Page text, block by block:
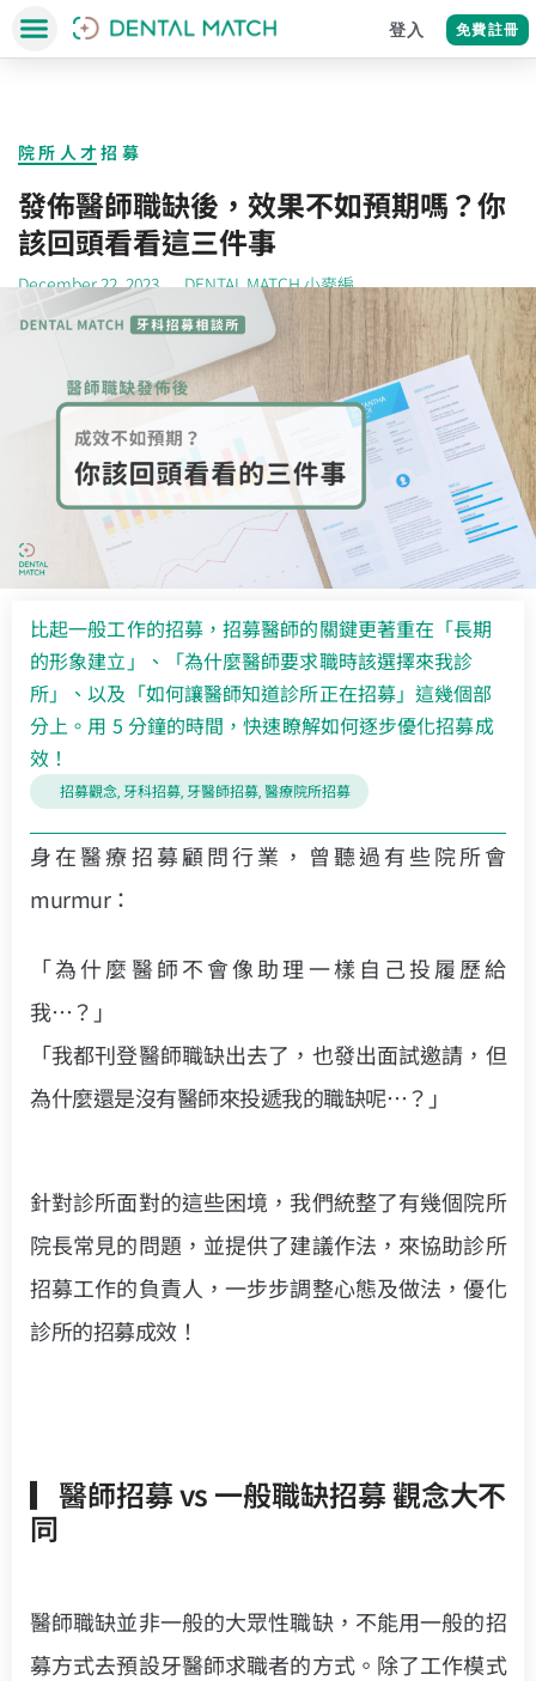
登入 免費註冊
院所人才招募
發佈醫師職缺後，效果不如預期嗎？你
該回頭看看這三件事
December 22, 2023 DENTAL MATCH 小麥編
比起一般工作的招募，招募醫師的關鍵更著重在「長期
的形象建立」、「為什麼醫師要求職時該選擇來我診
所」、以及「如何讓醫師知道診所正在招募」這幾個部
分上。用 5 分鐘的時間，快速瞭解如何逐步優化招募成
效！
招募觀念, 牙科招募, 牙醫師招募, 醫療院所招募
身在醫療招募顧問行業，曾聽過有些院所會
murmur：
「為什麼醫師不會像助理一樣自己投履歷給
我…？」
「我都刊登醫師職缺出去了，也發出面試邀請，但
為什麼還是沒有醫師來投遞我的職缺呢…？」
針對診所面對的這些困境，我們統整了有幾個院所
院長常見的問題，並提供了建議作法，來協助診所
招募工作的負責人，一步步調整心態及做法，優化
診所的招募成效！
▎醫師招募 vs 一般職缺招募 觀念大不
同
醫師職缺並非一般的大眾性職缺，不能用一般的招
募方式去預設牙醫師求職者的方式。除了工作模式